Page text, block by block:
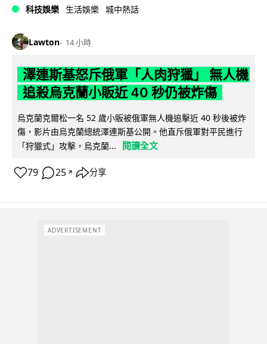
科技娛樂 生活娛樂 城中熱話
Lawton 14 小時
澤連斯基怒斥俄軍「人肉狩獵」 無人機
追殺烏克蘭小販近 40 秒仍被炸傷
烏克蘭克爾松一名 52 歲小販被俄軍無人機追擊近 40 秒後被炸
傷，影片由烏克蘭總統澤連斯基公開。他直斥俄軍對平民進行
「狩獵式」攻擊，烏克蘭...
閱讀全文
79 25 ↗ 分享
ADVERTISEMENT